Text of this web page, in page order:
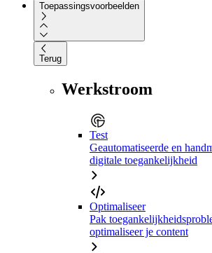
Toepassingsvoorbeelden
Terug
Werkstroom
Test
Geautomatiseerde en
digitale toegankelijkheid
Optimaliseer
Pak
optimaliseer je content